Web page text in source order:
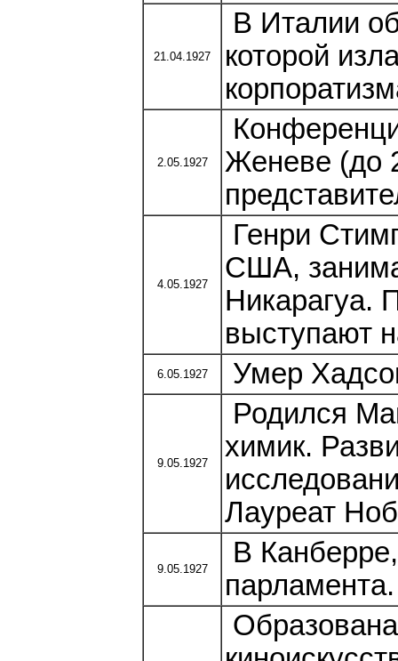
21.04.1927
В Италии
которой
2.05.1927
Женеве (до
4.05.1927
Генри
США,
Никарагуа.
выступают
6.05.1927 Умер
9.05.1927
Родился
химик.
Лауреат
9.05.1927
В
парламента.